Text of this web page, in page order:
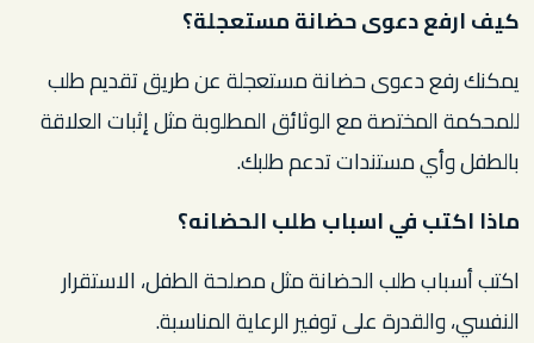
كيف ارفع دعوى حضانة مستعجلة؟
يمكنك رفع دعوى حضانة مستعجلة عن طريق تقديم طلب
للمحكمة المختصة مع الوثائق المطلوبة مثل إثبات العلاقة
بالطفل وأي مستندات تدعم طلبك.
ماذا اكتب في اسباب طلب الحضانه؟
اكتب أسباب طلب الحضانة مثل مصلحة الطفل، الاستقرار
النفسي، والقدرة على توفير الرعاية المناسبة.